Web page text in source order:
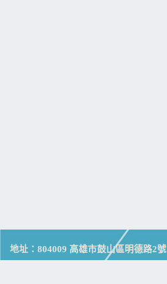
地址：804009 高雄市鼓山區明德路2號